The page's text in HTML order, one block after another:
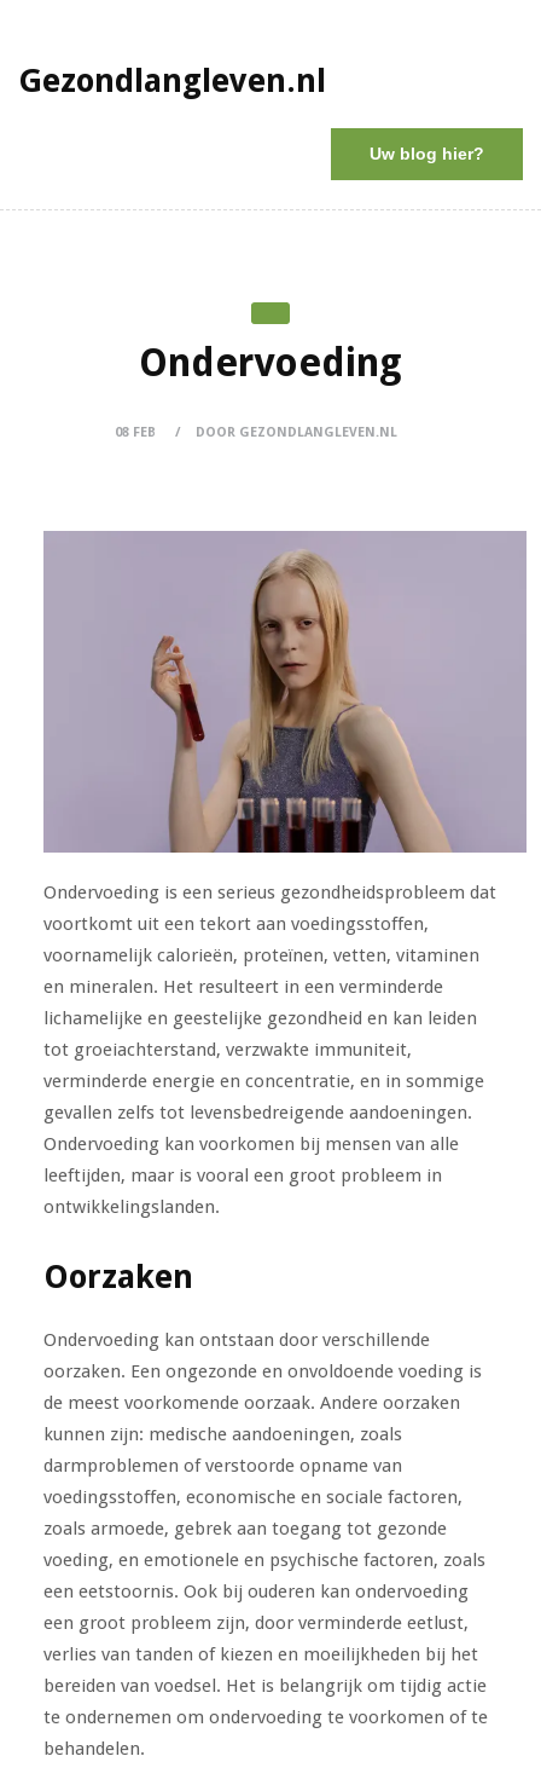
Gezondlangleven.nl
Uw blog hier?
Ondervoeding
08 FEB DOOR GEZONDLANGLEVEN.NL
Ondervoeding is een serieus gezondheidsprobleem dat
voortkomt uit een tekort aan voedingsstoffen,
voornamelijk calorieën, proteïnen, vetten, vitaminen
en mineralen. Het resulteert in een verminderde
lichamelijke en geestelijke gezondheid en kan leiden
tot groeiachterstand, verzwakte immuniteit,
verminderde energie en concentratie, en in sommige
gevallen zelfs tot levensbedreigende aandoeningen.
Ondervoeding kan voorkomen bij mensen van alle
leeftijden, maar is vooral een groot probleem in
ontwikkelingslanden.
Oorzaken
Ondervoeding kan ontstaan door verschillende
oorzaken. Een ongezonde en onvoldoende voeding is
de meest voorkomende oorzaak. Andere oorzaken
kunnen zijn: medische aandoeningen, zoals
darmproblemen of verstoorde opname van
voedingsstoffen, economische en sociale factoren,
zoals armoede, gebrek aan toegang tot gezonde
voeding, en emotionele en psychische factoren, zoals
een eetstoornis. Ook bij ouderen kan ondervoeding
een groot probleem zijn, door verminderde eetlust,
verlies van tanden of kiezen en moeilijkheden bij het
bereiden van voedsel. Het is belangrijk om tijdig actie
te ondernemen om ondervoeding te voorkomen of te
behandelen.